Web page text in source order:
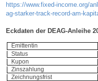
https://www.fixed-income.org/
ag-starker-track-record-am-
Eckdaten der DEAG-Anleihe
Emittentin
Status
Kupon
Zinszahlung
Zeichnungsfrist